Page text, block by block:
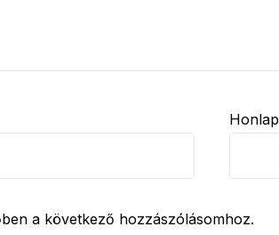
Honlap
a következő hozzászólásomhoz.